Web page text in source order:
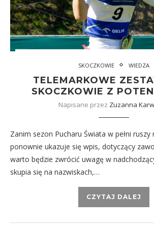
SKOCZKOWIE WIEDZA
TELEMARKOWE
SKOCZKOWIE Z
Napisane przez Zuzanna
Zanim sezon Pucharu Świata w pełni
ponownie ukazuje się wpis, dotyczący
warto będzie zwrócić uwagę w
skupia się na nazwiskach,…
CZYTAJ DALEJ